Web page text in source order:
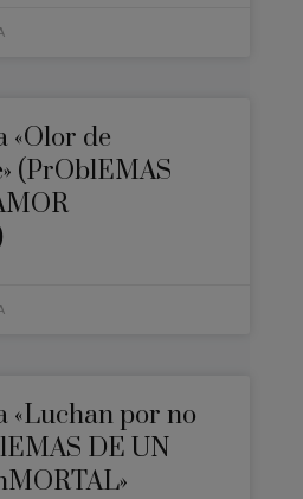
«Olor de
(PrOblEMAS
«Luchan por no
DE UN